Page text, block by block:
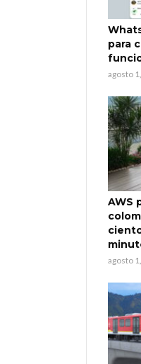
para
agosto
AWS
agosto